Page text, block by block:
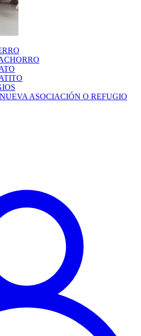
ASOCIACIÓN O REFUGIO